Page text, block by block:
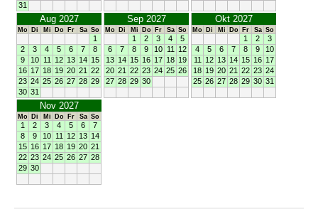
31
Aug 2027
Mo Di Mi Do Fr Sa So
1
2
3 4 5 6 7
8
9
10 11 12 13 14 15
16 17 18 19 20 21 22
23 24 25 26 27 28 29
30 31
Sep 2027
Mo Di Mi Do Fr Sa So
1 2 3 4
5
6
7 8 9 10 11
12
13 14 15 16 17 18 19
20 21 22 23 24 25 26
27 28 29 30
Okt 2027
Mo Di Mi Do Fr Sa So
1 2
3
4
5 6 7 8 9
10
11
12 13 14 15 16 17
18 19 20 21 22 23 24
25 26 27 28 29 30 31
Nov 2027
Mo Di Mi Do Fr Sa So
1 2 3 4 5 6
7
8
9 10 11 12 13 14
15 16 17 18 19 20 21
22 23 24 25 26 27 28
29 30